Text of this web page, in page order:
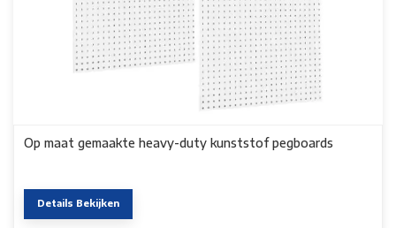
Op maat gemaakte heavy-duty kunststof pegboards
Details Bekijken